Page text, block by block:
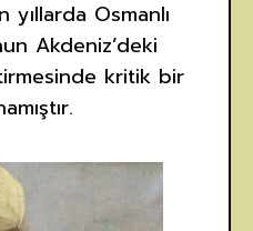
Osmanlı
Akdeniz’deki
kritik bir